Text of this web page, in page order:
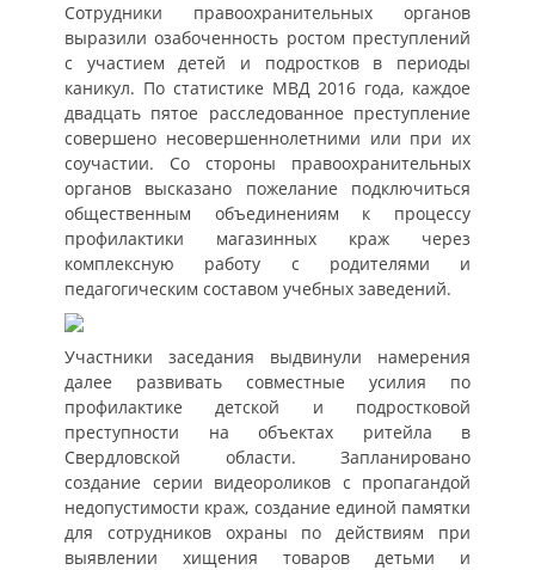
Сотрудники правоохранительных органов
выразили озабоченность ростом преступлений
с участием детей и подростков в периоды
каникул. По статистике МВД 2016 года, каждое
двадцать пятое расследованное преступление
совершено несовершеннолетними или при их
соучастии. Со стороны правоохранительных
органов высказано пожелание подключиться
общественным объединениям к процессу
профилактики магазинных краж через
комплексную работу с родителями и
педагогическим составом учебных заведений.
Участники заседания выдвинули намерения
далее развивать совместные усилия по
профилактике детской и подростковой
преступности на объектах ритейла в
Свердловской области. Запланировано
создание серии видеороликов с пропагандой
недопустимости краж, создание единой памятки
для сотрудников охраны по действиям при
выявлении хищения товаров детьми и